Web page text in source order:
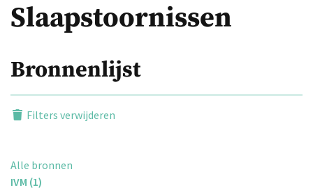
Slaapstoornissen
Bronnenlijst
Filters verwijderen
Alle bronnen
IVM (1)